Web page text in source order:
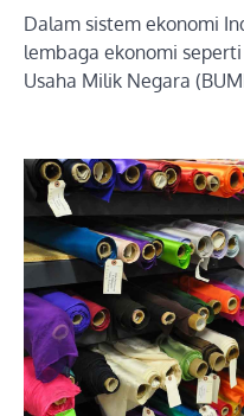
Dalam sistem ekonomi
lembaga ekonomi
Usaha Milik Negara